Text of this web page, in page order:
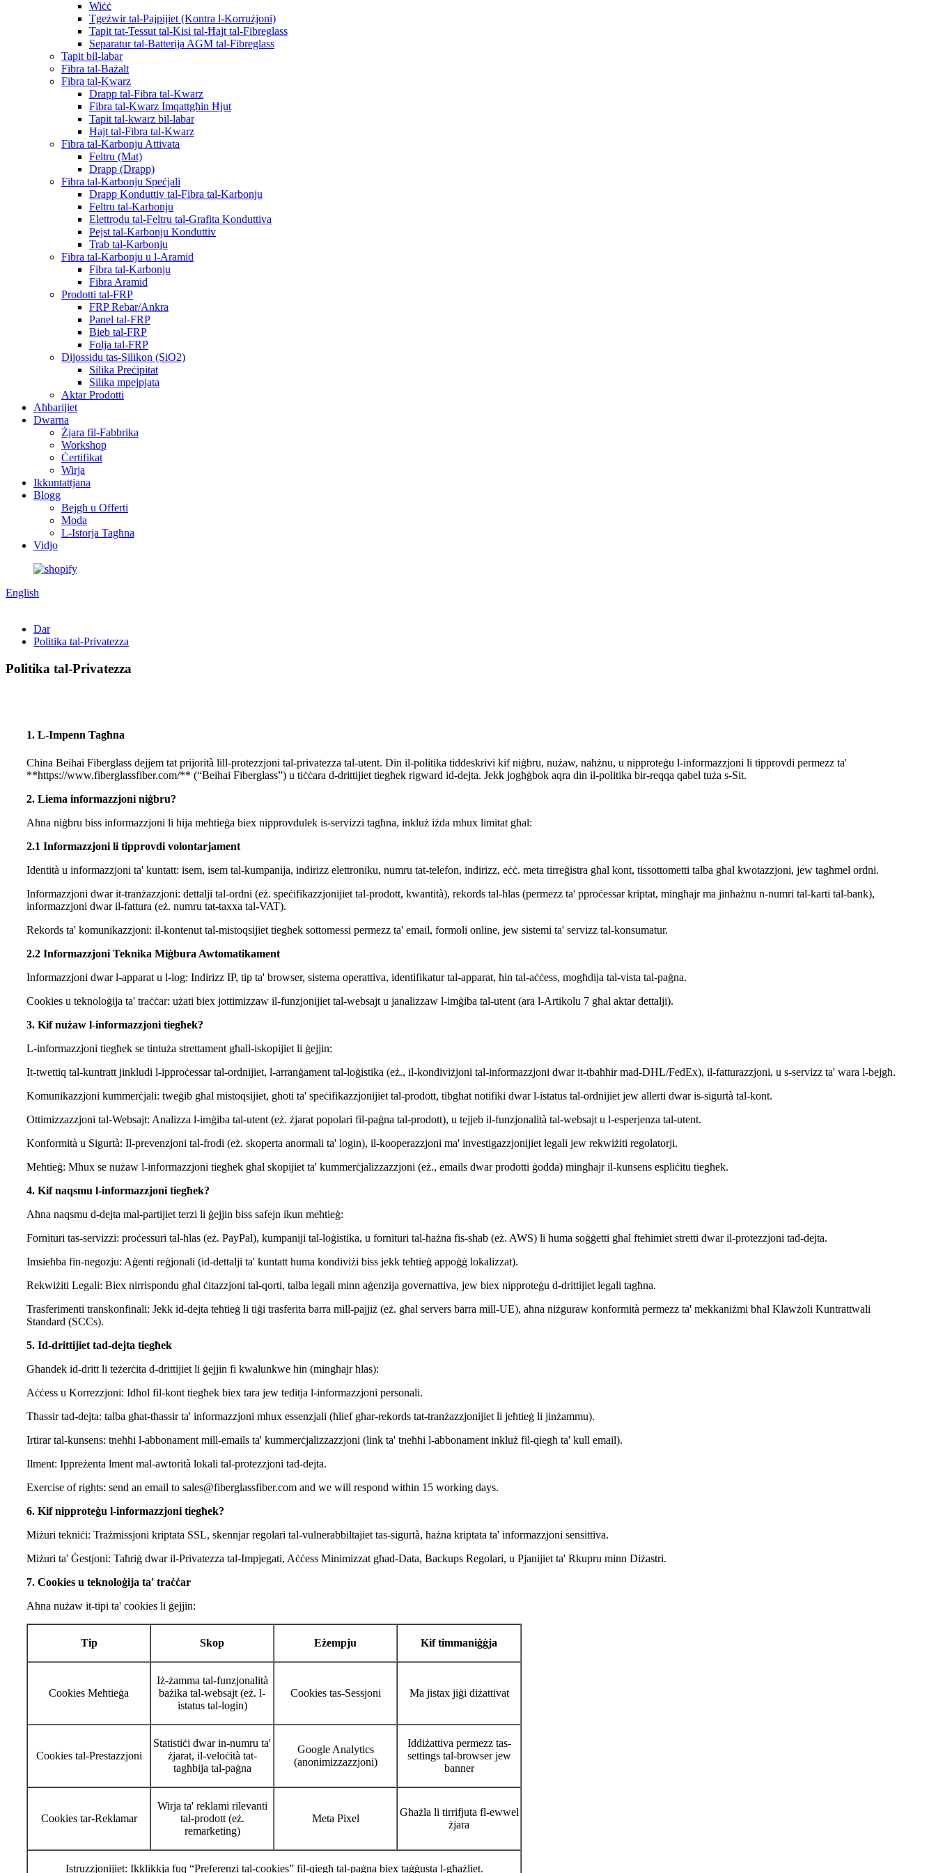
Wiċċ
Tgeżwir tal-Pajpijiet (Kontra l-Korrużjoni)
Tapit tat-Tessut tal-Kisi tal-Ħajt tal-Fibreglass
Separatur tal-Batterija AGM tal-Fibreglass
Tapit bil-labar
Fibra tal-Bażalt
Fibra tal-Kwarz
Drapp tal-Fibra tal-Kwarz
Fibra tal-Kwarz Imqattgħin Ħjut
Tapit tal-kwarz bil-labar
Ħajt tal-Fibra tal-Kwarz
Fibra tal-Karbonju Attivata
Feltru (Mat)
Drapp (Drapp)
Fibra tal-Karbonju Speċjali
Drapp Konduttiv tal-Fibra tal-Karbonju
Feltru tal-Karbonju
Elettrodu tal-Feltru tal-Grafita Konduttiva
Pejst tal-Karbonju Konduttiv
Trab tal-Karbonju
Fibra tal-Karbonju u l-Aramid
Fibra tal-Karbonju
Fibra Aramid
Prodotti tal-FRP
FRP Rebar/Ankra
Panel tal-FRP
Bieb tal-FRP
Folja tal-FRP
Dijossidu tas-Silikon (SiO2)
Silika Preċipitat
Silika mpejpjata
Aktar Prodotti
Aħbarijiet
Dwarna
Żjara fil-Fabbrika
Workshop
Ċertifikat
Wirja
Ikkuntattjana
Blogg
Bejgħ u Offerti
Moda
L-Istorja Tagħna
Vidjo
English
Dar
Politika tal-Privatezza
Politika tal-Privatezza
1. L-Impenn Tagħna
China Beihai Fiberglass dejjem tat prijorità lill-protezzjoni tal-privatezza tal-utent. Din il-politika tiddeskrivi kif niġbru, nużaw, naħżnu, u nipproteġu l-informazzjoni li tipprovdi permezz ta'
**https://www.fiberglassfiber.com/** (“Beihai Fiberglass”) u tiċċara d-drittijiet tiegħek rigward id-dejta. Jekk jogħġbok aqra din il-politika bir-reqqa qabel tuża s-Sit.
2. Liema informazzjoni niġbru?
Aħna niġbru biss informazzjoni li hija meħtieġa biex nipprovdulek is-servizzi tagħna, inkluż iżda mhux limitat għal:
2.1 Informazzjoni li tipprovdi volontarjament
Identità u informazzjoni ta' kuntatt: isem, isem tal-kumpanija, indirizz elettroniku, numru tat-telefon, indirizz, eċċ. meta tirreġistra għal kont, tissottometti talba għal kwotazzjoni, jew tagħmel ordni.
Informazzjoni dwar it-tranżazzjoni: dettalji tal-ordni (eż. speċifikazzjonijiet tal-prodott, kwantità), rekords tal-ħlas (permezz ta' pproċessar kriptat, mingħajr ma jinħażnu n-numri tal-karti tal-bank),
informazzjoni dwar il-fattura (eż. numru tat-taxxa tal-VAT).
Rekords ta' komunikazzjoni: il-kontenut tal-mistoqsijiet tiegħek sottomessi permezz ta' email, formoli online, jew sistemi ta' servizz tal-konsumatur.
2.2 Informazzjoni Teknika Miġbura Awtomatikament
Informazzjoni dwar l-apparat u l-log: Indirizz IP, tip ta' browser, sistema operattiva, identifikatur tal-apparat, ħin tal-aċċess, mogħdija tal-vista tal-paġna.
Cookies u teknoloġija ta' traċċar: użati biex jottimizzaw il-funzjonijiet tal-websajt u janalizzaw l-imġiba tal-utent (ara l-Artikolu 7 għal aktar dettalji).
3. Kif nużaw l-informazzjoni tiegħek?
L-informazzjoni tiegħek se tintuża strettament għall-iskopijiet li ġejjin:
It-twettiq tal-kuntratt jinkludi l-ipproċessar tal-ordnijiet, l-arranġament tal-loġistika (eż., il-kondiviżjoni tal-informazzjoni dwar it-tbaħħir mad-DHL/FedEx), il-fatturazzjoni, u s-servizz ta' wara l-bejgħ.
Komunikazzjoni kummerċjali: tweġib għal mistoqsijiet, għoti ta' speċifikazzjonijiet tal-prodott, tibgħat notifiki dwar l-istatus tal-ordnijiet jew allerti dwar is-sigurtà tal-kont.
Ottimizzazzjoni tal-Websajt: Analizza l-imġiba tal-utent (eż. żjarat popolari fil-paġna tal-prodott), u tejjeb il-funzjonalità tal-websajt u l-esperjenza tal-utent.
Konformità u Sigurtà: Il-prevenzjoni tal-frodi (eż. skoperta anormali ta' login), il-kooperazzjoni ma' investigazzjonijiet legali jew rekwiżiti regolatorji.
Meħtieġ: Mhux se nużaw l-informazzjoni tiegħek għal skopijiet ta' kummerċjalizzazzjoni (eż., emails dwar prodotti ġodda) mingħajr il-kunsens espliċitu tiegħek.
4. Kif naqsmu l-informazzjoni tiegħek?
Aħna naqsmu d-dejta mal-partijiet terzi li ġejjin biss safejn ikun meħtieġ:
Fornituri tas-servizzi: proċessuri tal-ħlas (eż. PayPal), kumpaniji tal-loġistika, u fornituri tal-ħażna fis-sħab (eż. AWS) li huma soġġetti għal ftehimiet stretti dwar il-protezzjoni tad-dejta.
Imsieħba fin-negozju: Aġenti reġjonali (id-dettalji ta' kuntatt huma kondiviżi biss jekk teħtieġ appoġġ lokalizzat).
Rekwiżiti Legali: Biex nirrispondu għal ċitazzjoni tal-qorti, talba legali minn aġenzija governattiva, jew biex nipproteġu d-drittijiet legali tagħna.
Trasferimenti transkonfinali: Jekk id-dejta teħtieġ li tiġi trasferita barra mill-pajjiż (eż. għal servers barra mill-UE), aħna niżguraw konformità permezz ta' mekkaniżmi bħal Klawżoli Kuntrattwali
Standard (SCCs).
5. Id-drittijiet tad-dejta tiegħek
Għandek id-dritt li teżerċita d-drittijiet li ġejjin fi kwalunkwe ħin (mingħajr ħlas):
Aċċess u Korrezzjoni: Idħol fil-kont tiegħek biex tara jew teditja l-informazzjoni personali.
Tħassir tad-dejta: talba għat-tħassir ta' informazzjoni mhux essenzjali (ħlief għar-rekords tat-tranżazzjonijiet li jeħtieġ li jinżammu).
Irtirar tal-kunsens: tneħħi l-abbonament mill-emails ta' kummerċjalizzazzjoni (link ta' tneħħi l-abbonament inkluż fil-qiegħ ta' kull email).
Ilment: Ippreżenta lment mal-awtorità lokali tal-protezzjoni tad-dejta.
Exercise of rights: send an email to sales@fiberglassfiber.com and we will respond within 15 working days.
6. Kif nipproteġu l-informazzjoni tiegħek?
Miżuri tekniċi: Trażmissjoni kriptata SSL, skennjar regolari tal-vulnerabbiltajiet tas-sigurtà, ħażna kriptata ta' informazzjoni sensittiva.
Miżuri ta' Ġestjoni: Taħriġ dwar il-Privatezza tal-Impjegati, Aċċess Minimizzat għad-Data, Backups Regolari, u Pjanijiet ta' Rkupru minn Diżastri.
7. Cookies u teknoloġija ta' traċċar
Aħna nużaw it-tipi ta' cookies li ġejjin:
Tip Skop Eżempju Kif timmaniġġja
Cookies Meħtieġa
Iż-żamma tal-funzjonalità
bażika tal-websajt (eż. l-
istatus tal-login)
Cookies tas-Sessjoni Ma jistax jiġi diżattivat
Cookies tal-Prestazzjoni
Statistiċi dwar in-numru ta'
żjarat, il-veloċità tat-
tagħbija tal-paġna
Google Analytics
(anonimizzazzjoni)
Iddiżattiva permezz tas-
settings tal-browser jew
banner
Cookies tar-Reklamar
Wirja ta' reklami rilevanti
tal-prodott (eż.
remarketing)
Meta Pixel
Għażla li tirrifjuta fl-ewwel
żjara
Istruzzjonijiet: Ikklikkja fuq “Preferenzi tal-cookies” fil-qiegħ tal-paġna biex taġġusta l-għażliet.